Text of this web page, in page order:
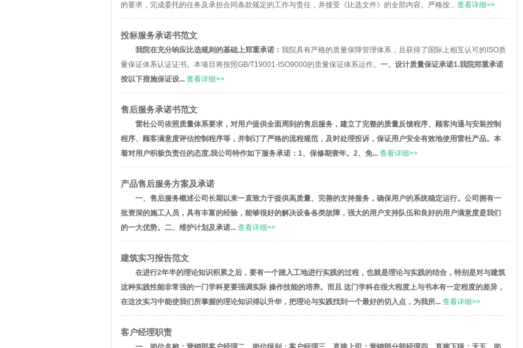
的要求，完成委托的任务及承担合同条款规定的工作与责任，并接受《比选文件》的全部内容。严格按... 查看详细>>
投标服务承诺书范文
我院在充分响应比选规则的基础上郑重承诺： 我院具有严格的质量保障管理体系，且获得了国际上相互认可的ISO质
量保证体系认证证书。本项目将按照GB/T19001-ISO9000的质量保证体系运作。 一、设计质量保证承诺1.我院郑重承诺
按以下措施保证设... 查看详细>>
售后服务承诺书范文
雷杜公司依照质量体系要求，对用户提供全面周到的售后服务，建立了完整的质量反馈程序、顾客沟通与安装控制
程序、顾客满意度评估控制程序等，并制订了严格的流程规范，及时处理投诉，保证用户安全有效地使用雷杜产品。本
着对用户积极负责任的态度,我公司特作如下服务承诺：1、保修期壹年。2、免... 查看详细>>
产品售后服务方案及承诺
一、售后服务概述公司长期以来一直致力于提供高质量、完善的支持服务，确保用户的系统稳定运行。公司拥有一
批资深的施工人员，具有丰富的经验，能够很好的解决设备各类故障，强大的用户支持队伍和良好的用户满意度是我们
的一大优势。 二、维护计划及承诺... 查看详细>>
建筑实习报告范文
在进行2年半的理论知识积累之后，要有一个踏入工地进行实践的过程，也就是理论与实践的结合，特别是对与建筑
这种实践性能非常强的一门学科更要强调实际 操作技能的培养。而且 这门学科在很大程度上与书本有一定程度的差异，
在这次实习中能使我们所掌握的理论知识得以升华，把理论与实践找到一个最好的切入点，为我所... 查看详细>>
客户经理职责